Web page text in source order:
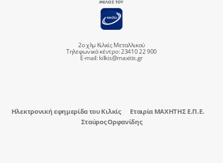
2ο χλμ Κιλκίς Μεταλλικού
Τηλεφωνικό κέντρο: 23410 22 900
E-mail:kilkis@maxitis.gr
Ηλεκτρονική εφημερίδα του Κιλκίς
Εταιρία ΜΑΧΗΤΗΣ Ε.Π.Ε.
Σταύρος Ορφανίδης